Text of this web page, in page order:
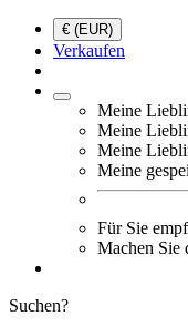
€ (EUR)
Verkaufen
Meine
Meine
Meine
Meine
Für Sie
Machen Sie
Suchen?